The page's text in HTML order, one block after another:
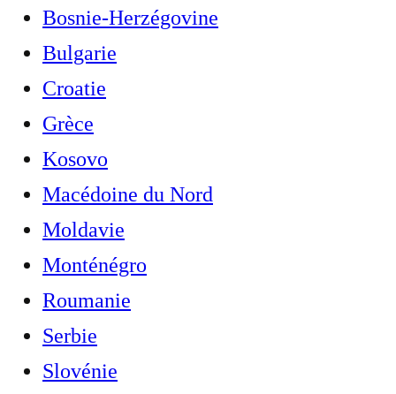
Bosnie-Herzégovine
Bulgarie
Croatie
Grèce
Kosovo
Macédoine du Nord
Moldavie
Monténégro
Roumanie
Serbie
Slovénie